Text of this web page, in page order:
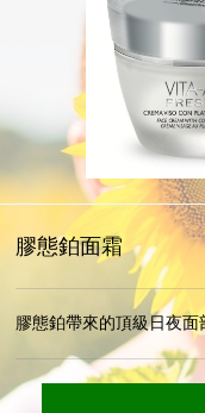
膠態鉑面霜
膠態鉑帶來的頂級日夜